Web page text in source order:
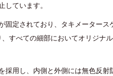
ています。
定されており、タキメータース
すべての細部においてオリジナ
用し、内側と外側には無色反